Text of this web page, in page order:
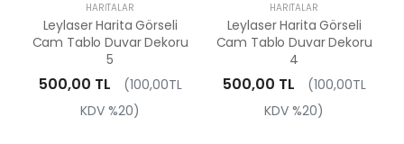
HARITALAR
Leylaser Harita Görseli
Cam Tablo Duvar Dekoru
5
500,00 TL
(100,00TL
KDV %20)
HARITALAR
Leylaser Harita Görseli
Cam Tablo Duvar Dekoru
4
500,00 TL
(100,00TL
KDV %20)